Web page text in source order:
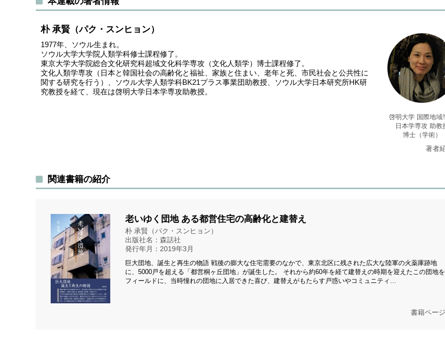
朴 承賢（パク・スンヒョン）
1977年、ソウル生まれ。
ソウル大学大学院人類学科修士課程修了。
東京大学大学院総合文化研究科超域文化科学専攻（文化人類学）博士課程修了。
文化人類学専攻（日本と韓国社会の高齢化と福祉、家族と住まい、老年と死、市民社会と公共性に
関する研究を行う）、ソウル大学人類学科BK21プラス事業団助教授、ソウル大学日本研究所HK研
究教授を経て、現在は啓明大学日本学専攻助教授。
啓明大学 国際地域
日本学専攻 助教
博士（学術）
著者
関連書籍の紹介
老いゆく団地 ある都営住宅の高齢化と建替え
朴 承賢（パク・スンヒョン）
出版社名：森話社
発行年月：2019年3月
巨大団地、誕生と再生の物語 戦後の膨大な住宅需要のなかで、東京北区に残された広大な陸軍の火薬庫跡地
に、5000戸を超える「都営桐ヶ丘団地」が誕生した。 それから約60年を経て建替えの時期を迎えたこの団地を
フィールドに、当時憧れの団地に入居できた喜び、建替えがもたらす戸惑いやコミュニティ…
書籍ページ